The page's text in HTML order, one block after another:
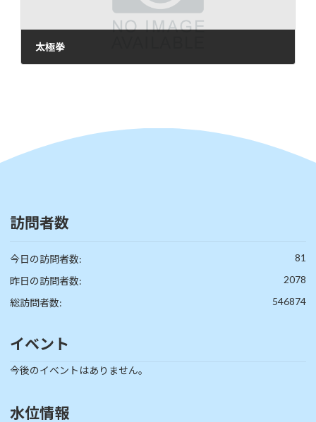
太極拳
訪問者数
81
今日の訪問者数:
2078
昨日の訪問者数:
546874
総訪問者数:
イベント
今後のイベントはありません。
水位情報